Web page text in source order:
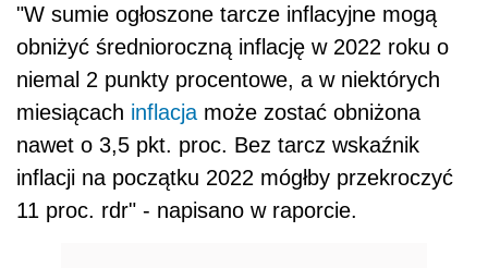
"W sumie ogłoszone tarcze inflacyjne mogą
obniżyć średnioroczną inflację w 2022 roku o
niemal 2 punkty procentowe, a w niektórych
miesiącach inflacja może zostać obniżona
nawet o 3,5 pkt. proc. Bez tarcz wskaźnik
inflacji na początku 2022 mógłby przekroczyć
11 proc. rdr" - napisano w raporcie.